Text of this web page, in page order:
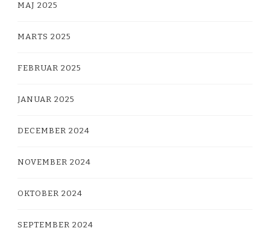
MAJ 2025
MARTS 2025
FEBRUAR 2025
JANUAR 2025
DECEMBER 2024
NOVEMBER 2024
OKTOBER 2024
SEPTEMBER 2024